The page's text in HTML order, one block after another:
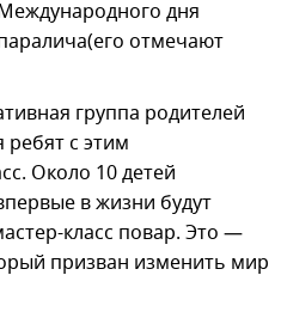
дня
отмечают
группа родителей
с этим
Около 10 детей
в жизни будут
класс повар. Это —
призван изменить мир